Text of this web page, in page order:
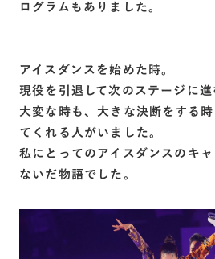
ログラムもありました。
アイスダンスを始めた時。
現役を引退して次のステージに進
大変な時も、大きな決断をする
てくれる人がいました。
私にとってのアイスダンスのキ
ないだ物語でした。